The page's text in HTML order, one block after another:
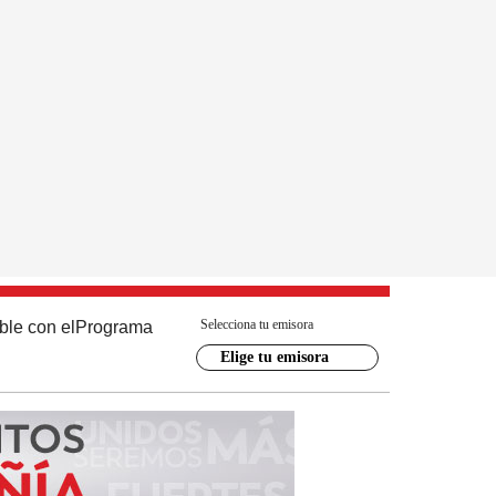
con el Programa Selecciona tu emisora
Elige tu emisora